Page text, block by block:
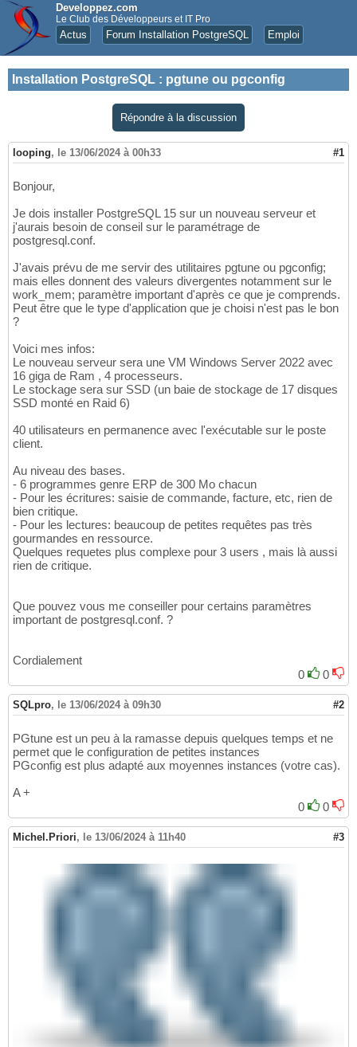
Developpez.com
Le Club des Développeurs et IT Pro
Actus Forum Installation PostgreSQL Emploi
Installation PostgreSQL : pgtune ou pgconfig
Répondre à la discussion
looping, le 13/06/2024 à 00h33 #1
Bonjour,
Je dois installer PostgreSQL 15 sur un nouveau serveur et
j'aurais besoin de conseil sur le paramétrage de
postgresql.conf.
J'avais prévu de me servir des utilitaires pgtune ou pgconfig;
mais elles donnent des valeurs divergentes notamment sur le
work_mem; paramètre important d'après ce que je comprends.
Peut être que le type d'application que je choisi n'est pas le bon
?
Voici mes infos:
Le nouveau serveur sera une VM Windows Server 2022 avec
16 giga de Ram , 4 processeurs.
Le stockage sera sur SSD (un baie de stockage de 17 disques
SSD monté en Raid 6)
40 utilisateurs en permanence avec l'exécutable sur le poste
client.
Au niveau des bases.
- 6 programmes genre ERP de 300 Mo chacun
- Pour les écritures: saisie de commande, facture, etc, rien de
bien critique.
- Pour les lectures: beaucoup de petites requêtes pas très
gourmandes en ressource.
Quelques requetes plus complexe pour 3 users , mais là aussi
rien de critique.
Que pouvez vous me conseiller pour certains paramètres
important de postgresql.conf. ?
Cordialement
0
0
SQLpro, le 13/06/2024 à 09h30 #2
PGtune est un peu à la ramasse depuis quelques temps et ne
permet que le configuration de petites instances
PGconfig est plus adapté aux moyennes instances (votre cas).
A +
0
0
Michel.Priori, le 13/06/2024 à 11h40 #3